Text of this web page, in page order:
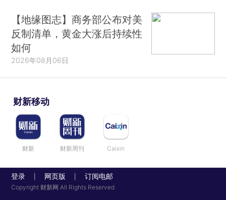
【地缘图志】商务部公布对美
反制清单，黄金大涨后持续性
如何
2026年08月06日
财新移动
财新 财新周刊 Caixin
登录 网页版 订阅电邮
Copyright 财新网 All Rights Reserved